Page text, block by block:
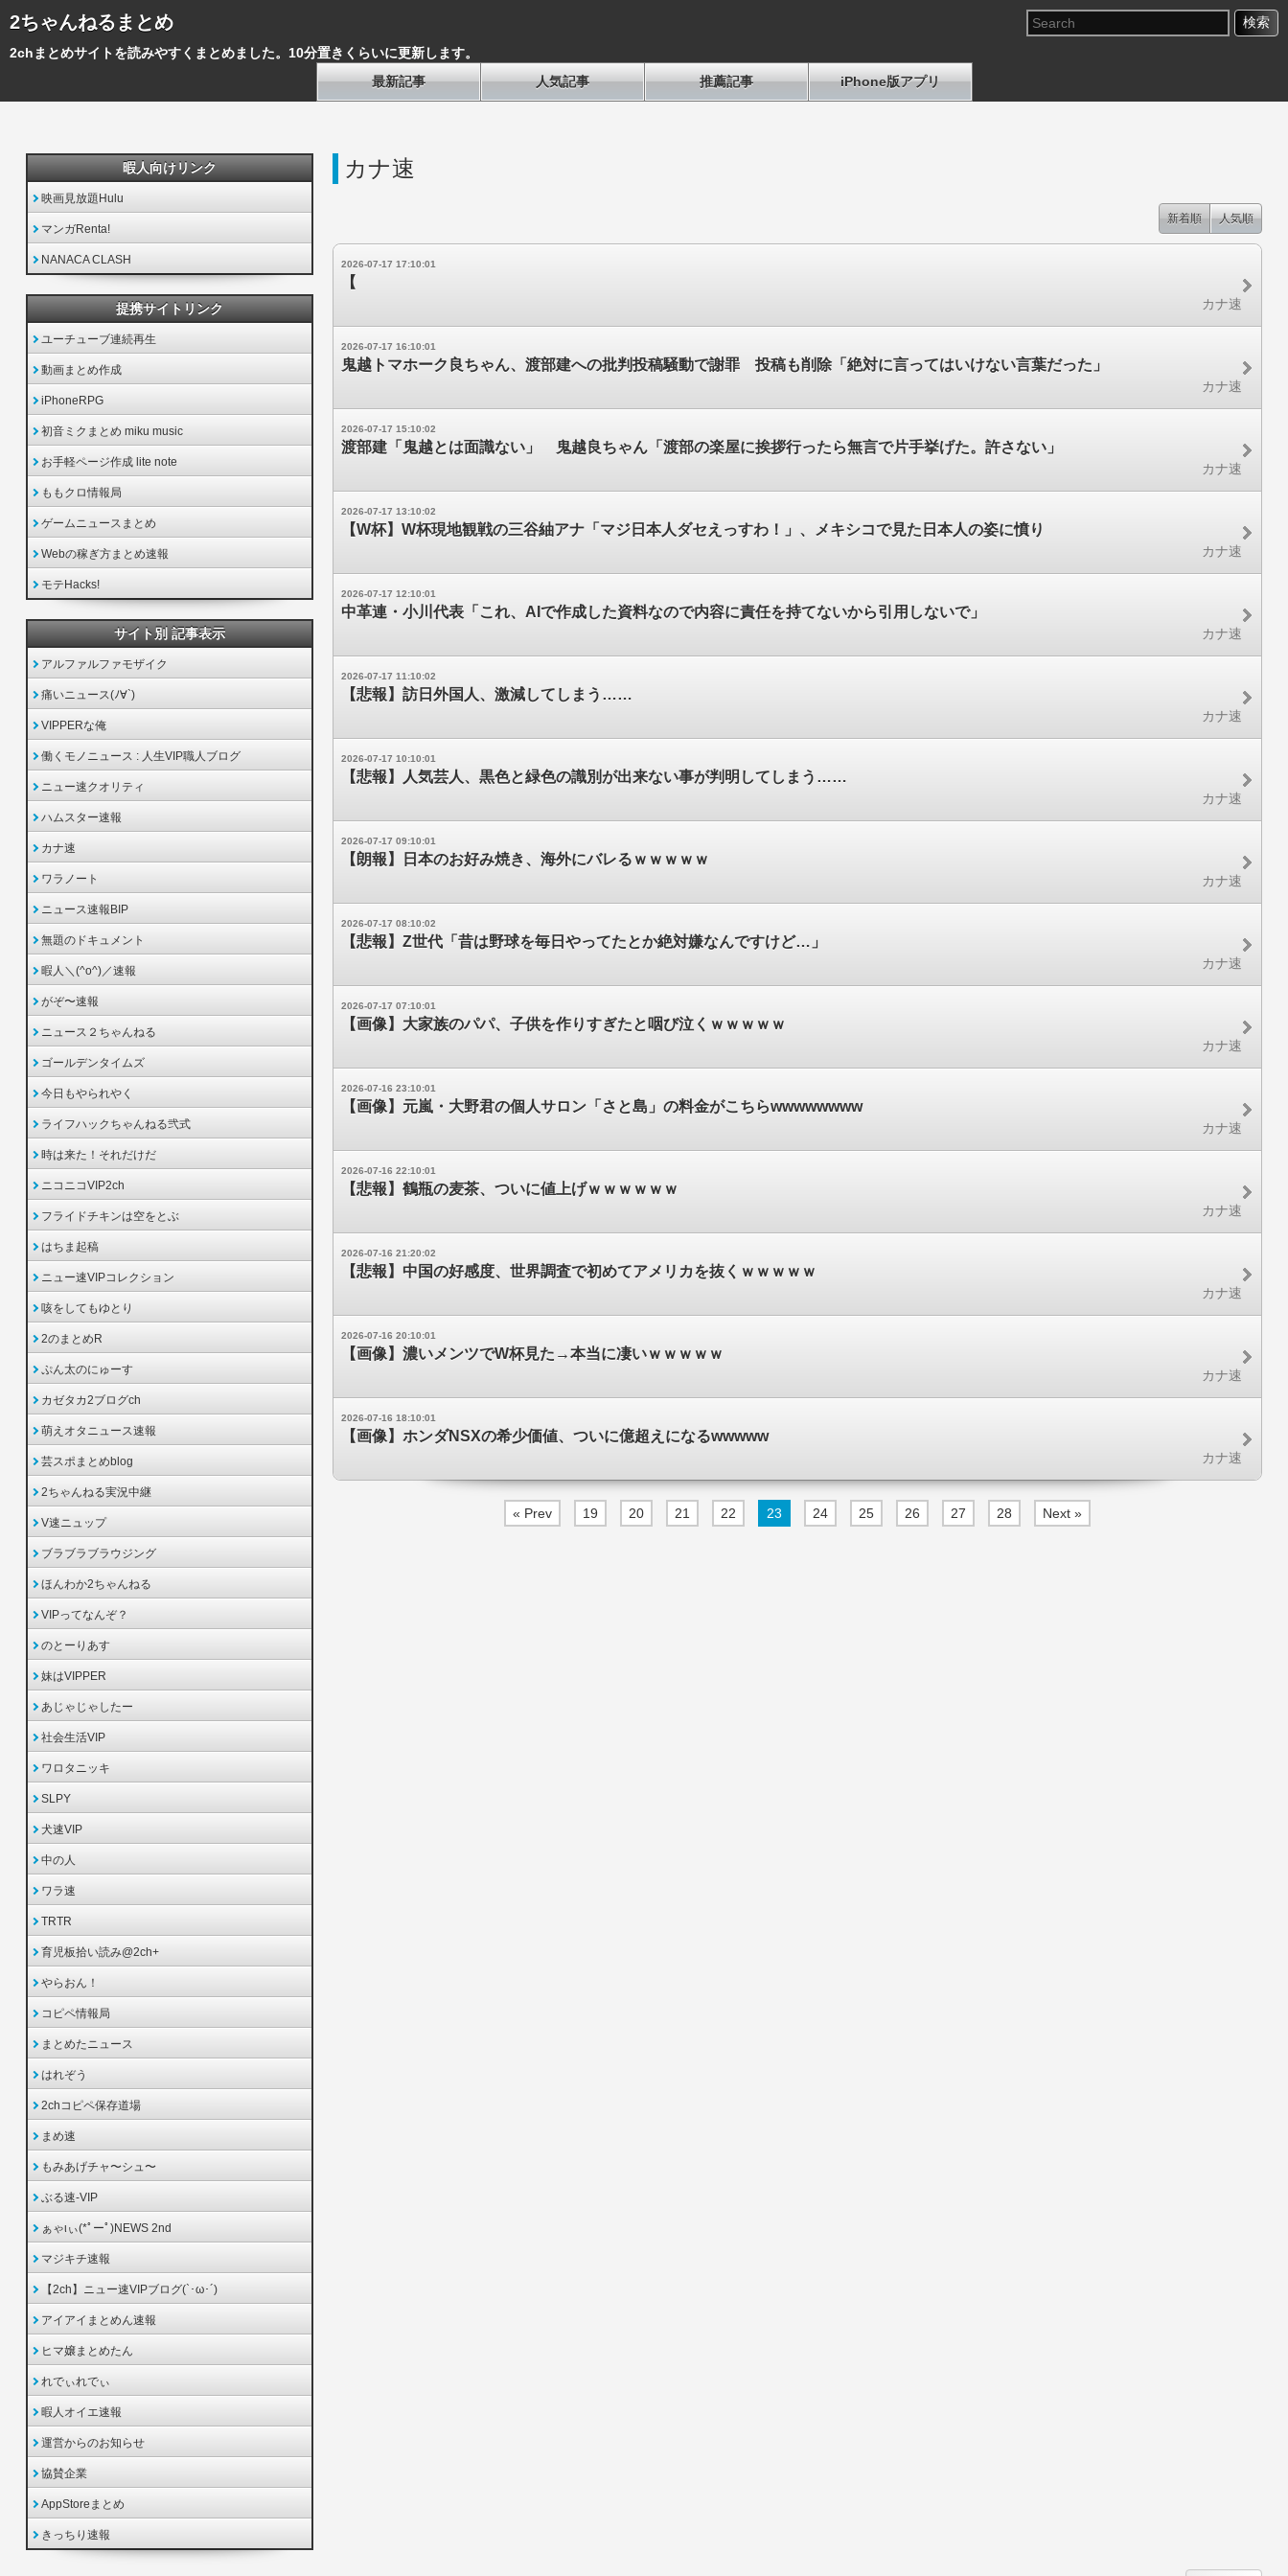
2ちゃんねるまとめ
2chまとめサイトを読みやすくまとめました。10分置きくらいに更新します。
最新記事
人気記事 推薦記事 iPhone版アプリ
カナ速
新着順 人気順
2026-07-17 17:10:01
【
カナ速
2026-07-17 16:10:01
鬼越トマホーク良ちゃん、渡部建への批判投稿騒動で謝罪 投稿も削除「絶対に言ってはいけない言葉だった」
カナ速
2026-07-17 15:10:02
渡部建「鬼越とは面識ない」 鬼越良ちゃん「渡部の楽屋に挨拶行ったら無言で片手挙げた。許さない」
カナ速
2026-07-17 13:10:02
【W杯】W杯現地観戦の三谷紬アナ「マジ日本人ダセえっすわ！」、メキシコで見た日本人の姿に憤り
カナ速
2026-07-17 12:10:01
中革連・小川代表「これ、AIで作成した資料なので内容に責任を持てないから引用しないで」
カナ速
2026-07-17 11:10:02
【悲報】訪日外国人、激減してしまう……
カナ速
2026-07-17 10:10:01
【悲報】人気芸人、黒色と緑色の識別が出来ない事が判明してしまう……
カナ速
2026-07-17 09:10:01
【朗報】日本のお好み焼き、海外にバレるｗｗｗｗｗ
カナ速
2026-07-17 08:10:02
【悲報】Z世代「昔は野球を毎日やってたとか絶対嫌なんですけど…」
カナ速
2026-07-17 07:10:01
【画像】大家族のパパ、子供を作りすぎたと咽び泣くｗｗｗｗｗ
カナ速
2026-07-16 23:10:01
【画像】元嵐・大野君の個人サロン「さと島」の料金がこちらwwwwwwww
カナ速
2026-07-16 22:10:01
【悲報】鶴瓶の麦茶、ついに値上げｗｗｗｗｗｗ
カナ速
2026-07-16 21:20:02
【悲報】中国の好感度、世界調査で初めてアメリカを抜くｗｗｗｗｗ
カナ速
2026-07-16 20:10:01
【画像】濃いメンツでW杯見た→本当に凄いｗｗｗｗｗ
カナ速
2026-07-16 18:10:01
【画像】ホンダNSXの希少価値、ついに億超えになるwwwww
カナ速
« Prev 19 20 21 22 23 24 25 26 27 28 Next »
暇人向けリンク
映画見放題Hulu
マンガRenta!
NANACA CLASH
提携サイトリンク
ユーチューブ連続再生
動画まとめ作成
iPhoneRPG
初音ミクまとめ miku music
お手軽ページ作成 lite note
ももクロ情報局
ゲームニュースまとめ
Webの稼ぎ方まとめ速報
モテHacks!
サイト別 記事表示
アルファルファモザイク
痛いニュース(ﾉ∀`)
VIPPERな俺
働くモノニュース : 人生VIP職人ブログ
ニュー速クオリティ
ハムスター速報
カナ速
ワラノート
ニュース速報BIP
無題のドキュメント
暇人＼(^o^)／速報
がぞ〜速報
ニュース２ちゃんねる
ゴールデンタイムズ
今日もやられやく
ライフハックちゃんねる弐式
時は来た！それだけだ
ニコニコVIP2ch
フライドチキンは空をとぶ
はちま起稿
ニュー速VIPコレクション
咳をしてもゆとり
2のまとめR
ぷん太のにゅーす
カゼタカ2ブログch
萌えオタニュース速報
芸スポまとめblog
2ちゃんねる実況中継
V速ニュップ
ブラブラブラウジング
ほんわか2ちゃんねる
VIPってなんぞ？
のとーりあす
妹はVIPPER
あじゃじゃしたー
社会生活VIP
ワロタニッキ
SLPY
犬速VIP
中の人
ワラ速
TRTR
育児板拾い読み@2ch+
やらおん！
コピペ情報局
まとめたニュース
はれぞう
2chコピペ保存道場
まめ速
もみあげチャ〜シュ〜
ぶる速-VIP
ぁゃιぃ(*ﾟーﾟ)NEWS 2nd
マジキチ速報
【2ch】ニュー速VIPブログ(`･ω･´)
アイアイまとめん速報
ヒマ嬢まとめたん
れでぃれでぃ
暇人オイエ速報
運営からのお知らせ
協賛企業
AppStoreまとめ
きっちり速報